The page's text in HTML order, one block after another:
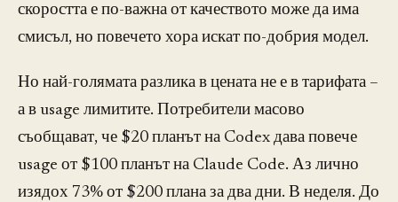
скоростта е по-важна от качеството може да има
смисъл, но повечето хора искат по-добрия модел.
Но най-голямата разлика в цената не е в тарифата –
а в usage лимитите. Потребители масово
съобщават, че $20 планът на Codex дава повече
usage от $100 планът на Claude Code. Аз лично
изядох 73% от $200 плана за два дни. В неделя. До